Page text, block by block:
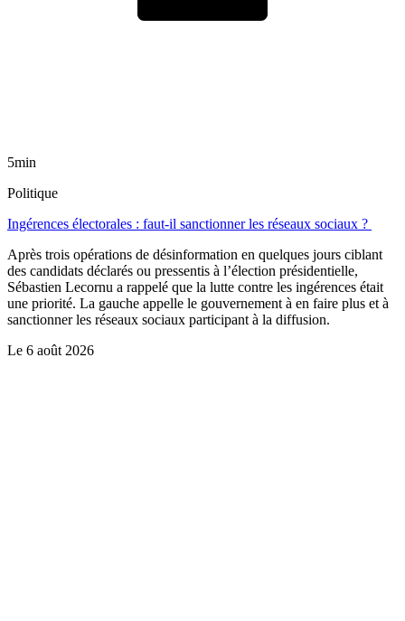
5min
Politique
Ingérences électorales : faut-il sanctionner les réseaux sociaux ?
Après trois opérations de désinformation en quelques jours ciblant
des candidats déclarés ou pressentis à l’élection présidentielle,
Sébastien Lecornu a rappelé que la lutte contre les ingérences était
une priorité. La gauche appelle le gouvernement à en faire plus et à
sanctionner les réseaux sociaux participant à la diffusion.
Le 6 août 2026